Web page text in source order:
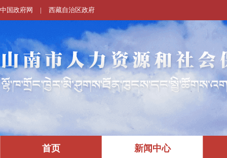
中国政府网 | 西藏自治区政府
首页 新闻中心